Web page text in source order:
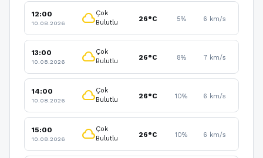
12:00
10.08.2026 cloudÇok
Bulutlu
26°C 5% 6 km/s
13:00
10.08.2026 cloudÇok
Bulutlu
26°C 8% 7 km/s
14:00
10.08.2026 cloudÇok
Bulutlu
26°C 10% 6 km/s
15:00
10.08.2026 cloudÇok
Bulutlu
26°C 10% 6 km/s